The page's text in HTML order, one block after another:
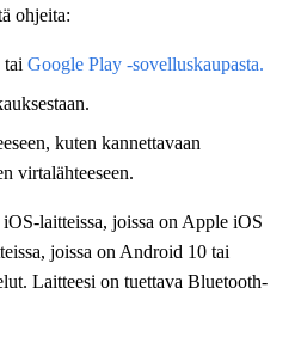
ohjeita:
tai Google Play -sovelluskaupasta.
kuten kannettavaan
virtalähteeseen.
laitteissa, joissa on Apple iOS
joissa on Android 10 tai
Laitteesi on tuettava Bluetooth-